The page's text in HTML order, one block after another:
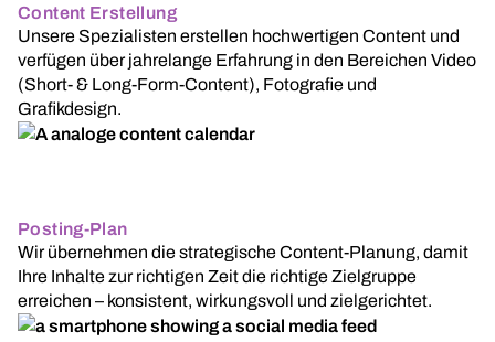
Content Erstellung
Unsere Spezialisten erstellen hochwertigen Content und
verfügen über jahrelange Erfahrung in den Bereichen Video
(Short- & Long-Form-Content), Fotografie und
Grafikdesign.
Posting-Plan
Wir übernehmen die strategische Content-Planung, damit
Ihre Inhalte zur richtigen Zeit die richtige Zielgruppe
erreichen – konsistent, wirkungsvoll und zielgerichtet.